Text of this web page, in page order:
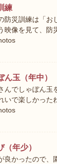
練
防災訓練は「お
映像を見て、防
玉（年中）
んでしゃぼん玉
いで楽しかった
年少）
良かったので、